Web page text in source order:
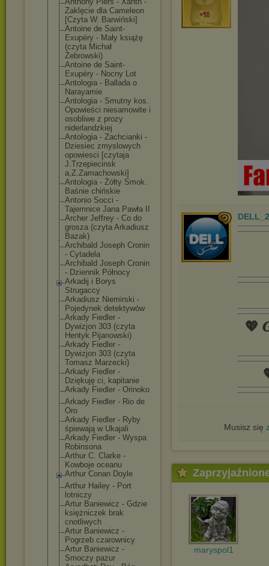
Zaklęcie dla Cameleon
[Czyta W. Barwiński]
Antoine de Saint-
Exupéry - Mały książę
(czyta Michał
Żebrowski)
Antoine de Saint-
Exupéry - Nocny Lot
Antologia - Ballada o
Narayamie
Antologia - Smutny kos.
Opowieści niesamowite i
osobliwe z prozy
niderlandzkiej
Antologia - Zachcianki -
Dziesiec zmyslowych
opowiesci [czytaja
J.Trzepiecinsk
a,Z.Zamachowski]
Antologia - Żółty Smok.
Baśnie chińskie
Antonio Socci -
Tajemnice Jana Pawła II
Archer Jeffrey - Co do
grosza (czyta Arkadiusz
Bazak)
Archibald Joseph Cronin
- Cytadela
Archibald Joseph Cronin
- Dziennik Północy
Arkadij i Borys
Strugaccy
Arkadiusz Niemirski -
Pojedynek detektywów
Arkady Fiedler -
Dywizjon 303 (czyta
Hentyk Pijanowski)
Arkady Fiedler -
Dywizjon 303 (czyta
Tomasz Marzecki)
Arkady Fiedler -
Dziękuję ci, kapitanie
Arkady Fiedler - Orinoko
Arkady Fiedler - Rio de
Oro
Arkady Fiedler - Ryby
śpiewają w Ukajali
Arkady Fiedler - Wyspa
Robinsona
Arthur C. Clarke -
Kowboje oceanu
Arthur Conan Doyle
Arthur Hailey - Port
lotniczy
Artur Baniewicz - Gdzie
księżniczek brak
cnotliwych
Artur Baniewicz -
Pogrzeb czarownicy
Artur Baniewicz -
Smoczy pazur
💖
Musisz się
maryspol1